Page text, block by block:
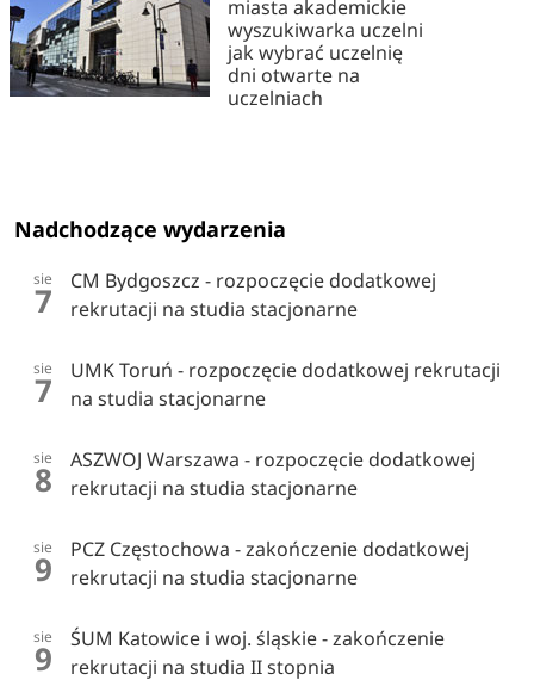
miasta akademickie
wyszukiwarka uczelni
jak wybrać uczelnię
dni otwarte na
uczelniach
Nadchodzące wydarzenia
sie
7
CM Bydgoszcz - rozpoczęcie dodatkowej
rekrutacji na studia stacjonarne
sie
7
UMK Toruń - rozpoczęcie dodatkowej rekrutacji
na studia stacjonarne
sie
8
ASZWOJ Warszawa - rozpoczęcie dodatkowej
rekrutacji na studia stacjonarne
sie
9
PCZ Częstochowa - zakończenie dodatkowej
rekrutacji na studia stacjonarne
sie
9
ŚUM Katowice i woj. śląskie - zakończenie
rekrutacji na studia II stopnia